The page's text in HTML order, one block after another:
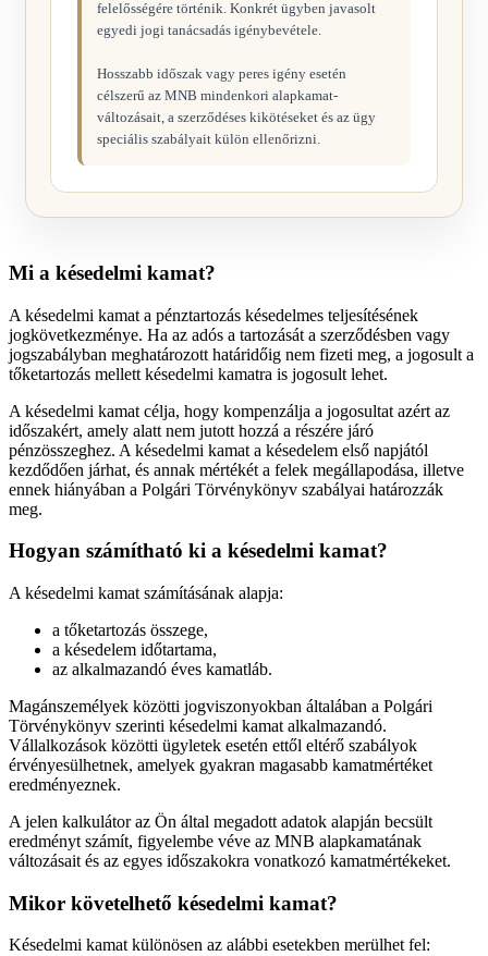
felelősségére történik. Konkrét ügyben javasolt
egyedi jogi tanácsadás igénybevétele.
Hosszabb időszak vagy peres igény esetén
célszerű az MNB mindenkori alapkamat-
változásait, a szerződéses kikötéseket és az ügy
speciális szabályait külön ellenőrizni.
Mi a késedelmi kamat?
A késedelmi kamat a pénztartozás késedelmes teljesítésének
jogkövetkezménye. Ha az adós a tartozását a szerződésben vagy
jogszabályban meghatározott határidőig nem fizeti meg, a jogosult a
tőketartozás mellett késedelmi kamatra is jogosult lehet.
A késedelmi kamat célja, hogy kompenzálja a jogosultat azért az
időszakért, amely alatt nem jutott hozzá a részére járó
pénzösszeghez. A késedelmi kamat a késedelem első napjától
kezdődően járhat, és annak mértékét a felek megállapodása, illetve
ennek hiányában a Polgári Törvénykönyv szabályai határozzák
meg.
Hogyan számítható ki a késedelmi kamat?
A késedelmi kamat számításának alapja:
a tőketartozás összege,
a késedelem időtartama,
az alkalmazandó éves kamatláb.
Magánszemélyek közötti jogviszonyokban általában a Polgári
Törvénykönyv szerinti késedelmi kamat alkalmazandó.
Vállalkozások közötti ügyletek esetén ettől eltérő szabályok
érvényesülhetnek, amelyek gyakran magasabb kamatmértéket
eredményeznek.
A jelen kalkulátor az Ön által megadott adatok alapján becsült
eredményt számít, figyelembe véve az MNB alapkamatának
változásait és az egyes időszakokra vonatkozó kamatmértékeket.
Mikor követelhető késedelmi kamat?
Késedelmi kamat különösen az alábbi esetekben merülhet fel: